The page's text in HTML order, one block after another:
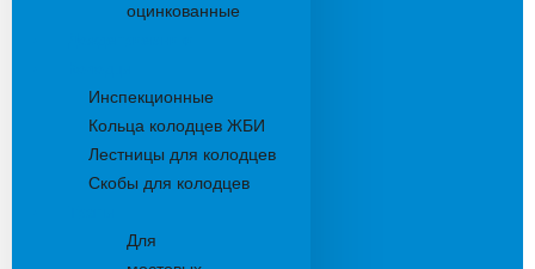
оцинкованные
Инспекционные
Кольца колодцев ЖБИ
Лестницы для колодцев
Скобы для колодцев
Для